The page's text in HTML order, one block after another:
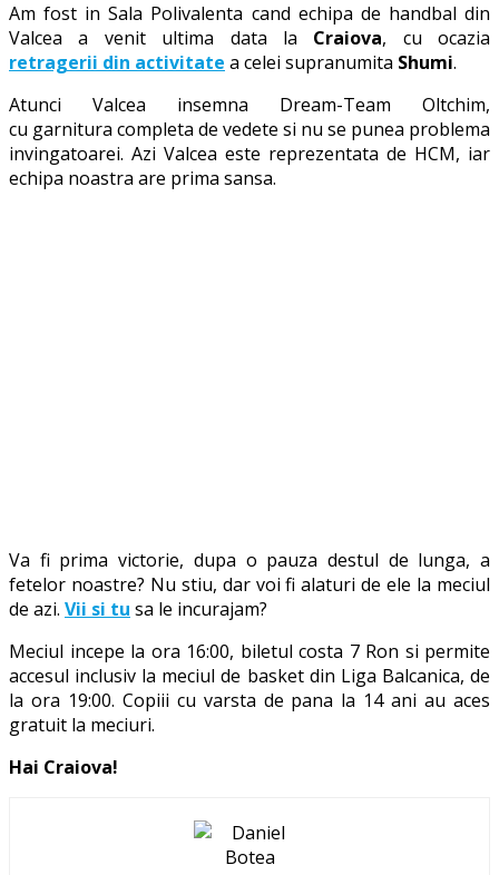
Am fost in Sala Polivalenta cand echipa de handbal din
Valcea a venit ultima data la Craiova, cu ocazia
retragerii din activitate a celei supranumita Shumi.
Atunci Valcea insemna Dream-Team Oltchim,
cu garnitura completa de vedete si nu se punea problema
invingatoarei. Azi Valcea este reprezentata de HCM, iar
echipa noastra are prima sansa.
Va fi prima victorie, dupa o pauza destul de lunga, a
fetelor noastre? Nu stiu, dar voi fi alaturi de ele la meciul
de azi. Vii si tu sa le incurajam?
Meciul incepe la ora 16:00, biletul costa 7 Ron si permite
accesul inclusiv la meciul de basket din Liga Balcanica, de
la ora 19:00. Copiii cu varsta de pana la 14 ani au aces
gratuit la meciuri.
Hai Craiova!